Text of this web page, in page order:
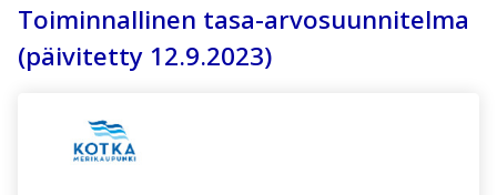
Toiminnallinen tasa-arvosuunnitelma
(päivitetty 12.9.2023)